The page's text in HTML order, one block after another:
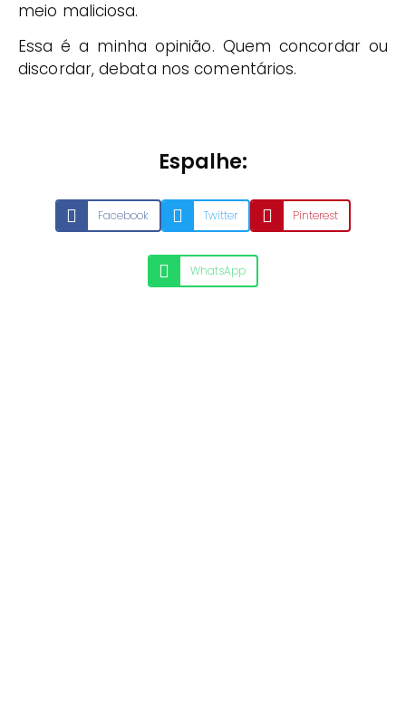
meio maliciosa.
Essa é a minha opinião. Quem concordar ou
discordar, debata nos comentários.
Espalhe:
Facebook Twitter Pinterest
WhatsApp